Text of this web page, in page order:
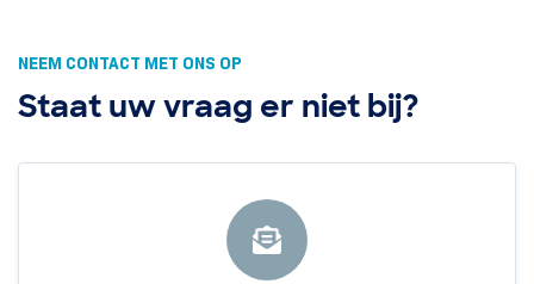
NEEM CONTACT MET ONS OP
Staat uw vraag er niet bij?